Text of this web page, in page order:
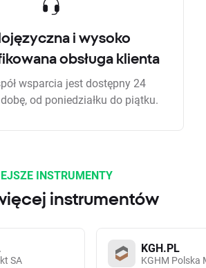
i wysoko
obsługa klienta
wsparcia jest dostępny 24
od poniedziałku do piątku.
INSTRUMENTY
instrumentów
SA
KGH.PL
KGHM Polska